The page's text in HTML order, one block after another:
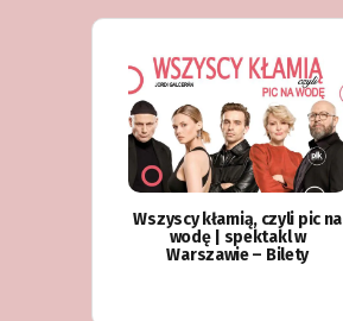
Wszyscy kłamią, czyli pic na
wodę | spektakl w
Warszawie – Bilety